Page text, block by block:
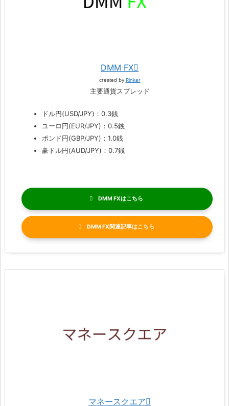
DMM FX
created by Rinker
主要通貨スプレッド
ドル円(USD/JPY)：0.3銭
ユーロ円(EUR/JPY)：0.5銭
ポンド円(GBP/JPY)：1.0銭
豪ドル円(AUD/JPY)：0.7銭
DMM FX
DMM FX関連記事
マネースクエア